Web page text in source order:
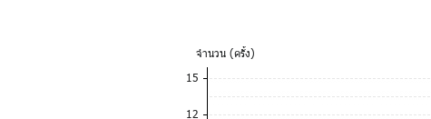
จำนวน (ครั้ง)
15
12